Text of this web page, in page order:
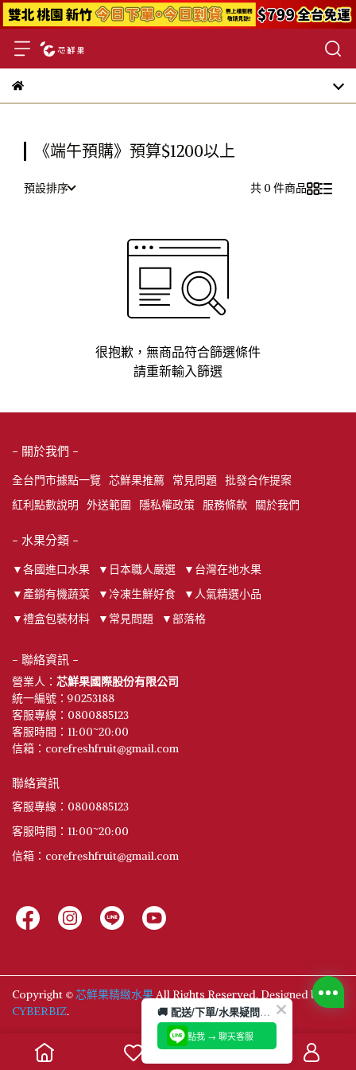
《端午預購》預算$1200以上
預設排序 共 0 件商品
很抱歉，無商品符合篩選條件
請重新輸入篩選
- 關於我們 -
全台門市據點一覽 芯鮮果推薦 常見問題 批發合作提案
紅利點數說明
外送範圍 隱私權政策 服務條款 關於我們
- 水果分類 -
▼各國進口水果 ▼日本職人嚴選
▼台灣在地水果
▼產銷有機蔬菜
▼冷凍生鮮好食
▼人氣精選小品
▼禮盒包裝材料
▼常見問題 ▼部落格
- 聯絡資訊 -
營業人： 芯鮮果國際股份有限公司
統一編號：90253188
客服專線：0800885123
客服時間：11:00~20:00
信箱：corefreshfruit@gmail.com
聯絡資訊
客服專線：0800885123
客服時間：11:00~20:00
信箱：corefreshfruit@gmail.com
Copyright ©芯鮮果精緻水果All Rights Reserved. Designed by
CYBERBIZ. 🚚 配送/下單/水果疑問？ 💬 真人客服 1 對 1 即時解答！
點我 → 聊天客服